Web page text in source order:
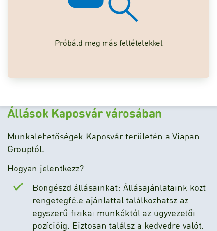
Próbáld meg más feltételekkel
Állások Kaposvár városában
Munkalehetőségek Kaposvár területén a Viapan
Grouptól.
Hogyan jelentkezz?
Böngészd állásainkat: Állásajánlataink közt
rengetegféle ajánlattal találkozhatsz az
egyszerű fizikai munkáktól az ügyvezetői
pozícióig. Biztosan találsz a kedvedre valót.